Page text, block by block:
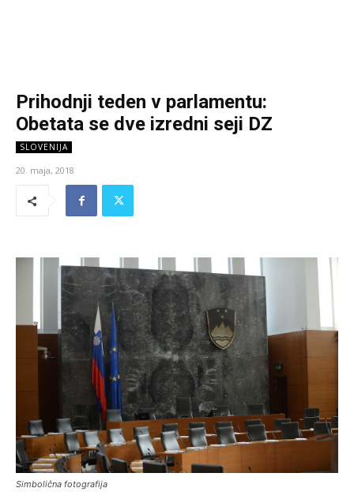
Prihodnji teden v parlamentu:
Obetata se dve izredni seji DZ
SLOVENIJA
20. maja, 2018
Simbolična fotografija